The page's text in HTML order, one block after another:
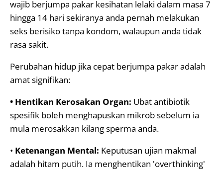
wajib berjumpa pakar kesihatan lelaki dalam masa 7
hingga 14 hari sekiranya anda pernah melakukan
seks berisiko tanpa kondom, walaupun anda tidak
rasa sakit.
Perubahan hidup jika cepat berjumpa pakar adalah
amat signifikan:
• Hentikan Kerosakan Organ: Ubat antibiotik
spesifik boleh menghapuskan mikrob sebelum ia
mula merosakkan kilang sperma anda.
• Ketenangan Mental: Keputusan ujian makmal
adalah hitam putih. Ia menghentikan 'overthinking'